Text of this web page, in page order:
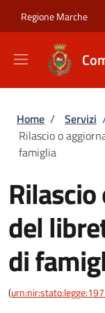
Regione Marche
Briciole
Home / Servizi
Rilascio o
famiglia
del
di
(